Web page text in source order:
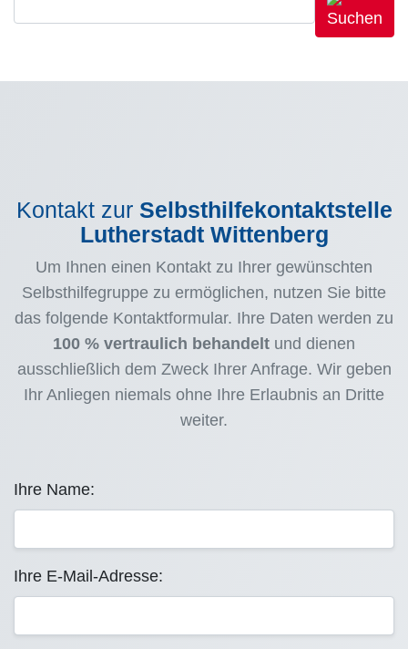
Kontakt zur Selbsthilfekontaktstelle
Lutherstadt Wittenberg
Um Ihnen einen Kontakt zu Ihrer gewünschten
Selbsthilfegruppe zu ermöglichen, nutzen Sie bitte
das folgende Kontaktformular. Ihre Daten werden zu
100 % vertraulich behandelt und dienen
ausschließlich dem Zweck Ihrer Anfrage. Wir geben
Ihr Anliegen niemals ohne Ihre Erlaubnis an Dritte
weiter.
Ihre Name:
Ihre E-Mail-Adresse: